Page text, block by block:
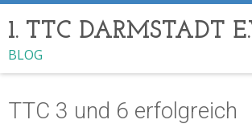
1. TTC DARMSTADT
BLOG
TTC 3 und 6 erfolgreich